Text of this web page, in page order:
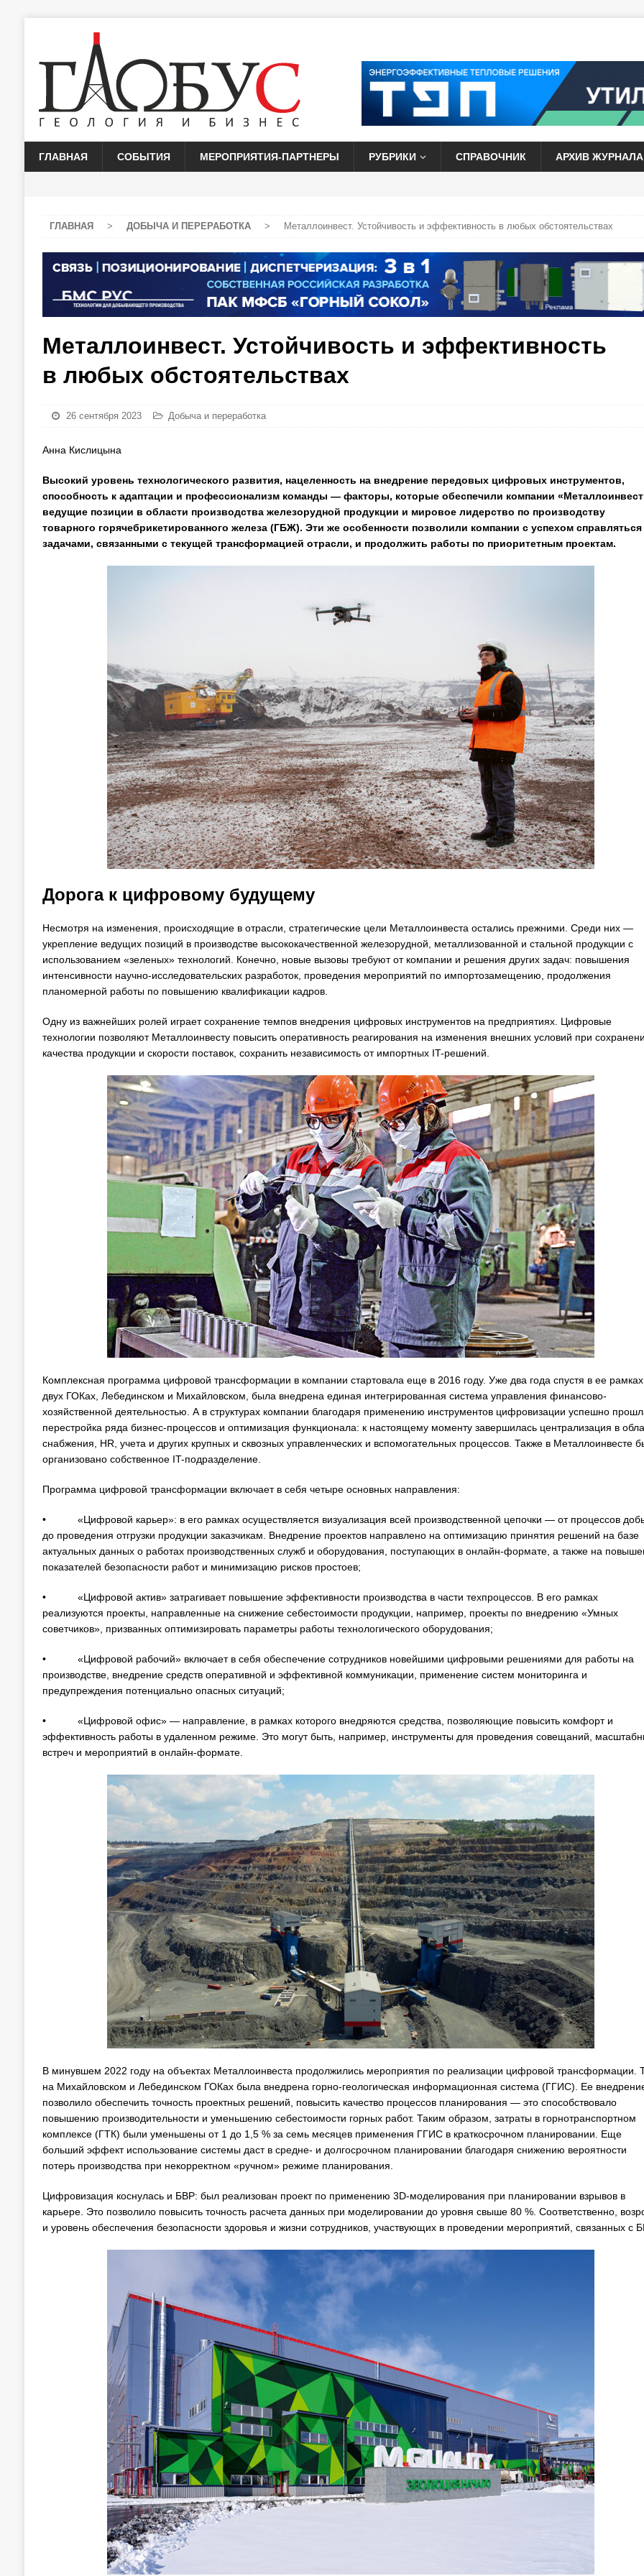
ГЛАВНАЯ СОБЫТИЯ МЕРОПРИЯТИЯ-ПАРТНЕРЫ РУБРИКИ СПРАВОЧНИК АРХИВ ЖУРНАЛА
ГЛАВНАЯ > ДОБЫЧА И ПЕРЕРАБОТКА > Металлоинвест. Устойчивость и эффективность в любых обстоятельствах
Металлоинвест. Устойчивость и эффективность
в любых обстоятельствах
26 сентября 2023 Добыча и переработка
Анна Кислицына
Высокий уровень технологического развития, нацеленность на внедрение передовых цифровых инструментов,
способность к адаптации и профессионализм команды — факторы, которые обеспечили компании
ведущие позиции в области производства железорудной продукции и мировое лидерство по производству
товарного горячебрикетированного железа (ГБЖ). Эти же особенности позволили компании с успехом справляться
задачами, связанными с текущей трансформацией отрасли, и продолжить работы по приоритетным проектам.
Дорога к цифровому будущему
Несмотря на изменения, происходящие в отрасли, стратегические цели Металлоинвеста остались прежними. Среди них —
укрепление ведущих позиций в производстве высококачественной железорудной, металлизованной и стальной продукции с
использованием «зеленых» технологий. Конечно, новые вызовы требуют от компании и решения других задач: повышения
интенсивности научно-исследовательских разработок, проведения мероприятий по импортозамещению, продолжения
планомерной работы по повышению квалификации кадров.
Одну из важнейших ролей играет сохранение темпов внедрения цифровых инструментов на предприятиях. Цифровые
технологии позволяют Металлоинвесту повысить оперативность реагирования на изменения внешних условий при
качества продукции и скорости поставок, сохранить независимость от импортных IT-решений.
Комплексная программа цифровой трансформации в компании стартовала еще в 2016 году. Уже два года спустя в ее
двух ГОКах, Лебединском и Михайловском, была внедрена единая интегрированная система управления финансово-
хозяйственной деятельностью. А в структурах компании благодаря применению инструментов цифровизации успешно
перестройка ряда бизнес-процессов и оптимизация функционала: к настоящему моменту завершилась централизация в
снабжения, HR, учета и других крупных и сквозных управленческих и вспомогательных процессов. Также в Металлоинвесте
организовано собственное IT-подразделение.
Программа цифровой трансформации включает в себя четыре основных направления:
• «Цифровой карьер»: в его рамках осуществляется визуализация всей производственной цепочки — от процессов
до проведения отгрузки продукции заказчикам. Внедрение проектов направлено на оптимизацию принятия решений на базе
актуальных данных о работах производственных служб и оборудования, поступающих в онлайн-формате, а также на
показателей безопасности работ и минимизацию рисков простоев;
• «Цифровой актив» затрагивает повышение эффективности производства в части техпроцессов. В его рамках
реализуются проекты, направленные на снижение себестоимости продукции, например, проекты по внедрению «Умных
советчиков», призванных оптимизировать параметры работы технологического оборудования;
• «Цифровой рабочий» включает в себя обеспечение сотрудников новейшими цифровыми решениями для работы на
производстве, внедрение средств оперативной и эффективной коммуникации, применение систем мониторинга и
предупреждения потенциально опасных ситуаций;
• «Цифровой офис» — направление, в рамках которого внедряются средства, позволяющие повысить комфорт и
эффективность работы в удаленном режиме. Это могут быть, например, инструменты для проведения совещаний,
встреч и мероприятий в онлайн-формате.
В минувшем 2022 году на объектах Металлоинвеста продолжились мероприятия по реализации цифровой трансформации.
на Михайловском и Лебединском ГОКах была внедрена горно-геологическая информационная система (ГГИС). Ее
позволило обеспечить точность проектных решений, повысить качество процессов планирования — это способствовало
повышению производительности и уменьшению себестоимости горных работ. Таким образом, затраты в горнотранспортном
комплексе (ГТК) были уменьшены от 1 до 1,5 % за семь месяцев применения ГГИС в краткосрочном планировании. Еще
больший эффект использование системы даст в средне- и долгосрочном планировании благодаря снижению вероятности
потерь производства при некорректном «ручном» режиме планирования.
Цифровизация коснулась и БВР: был реализован проект по применению 3D-моделирования при планировании взрывов в
карьере. Это позволило повысить точность расчета данных при моделировании до уровня свыше 80 %. Соответственно,
и уровень обеспечения безопасности здоровья и жизни сотрудников, участвующих в проведении мероприятий, связанных с